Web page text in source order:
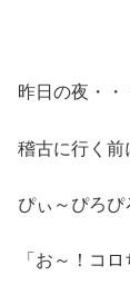
昨日の夜・・
稽古に行く前
ぴぃ～ぴろぴ
「お～！コ